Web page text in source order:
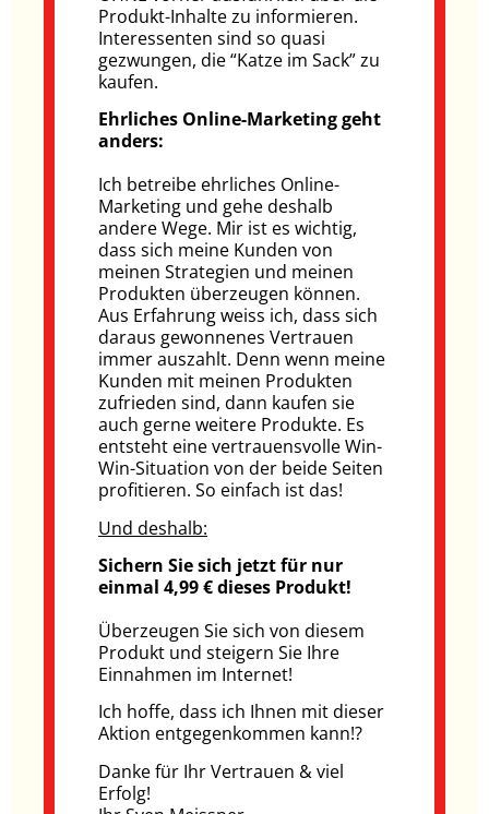
Produkt-Inhalte zu informieren.
Interessenten sind so quasi
gezwungen, die “Katze im Sack” zu
kaufen.
Ehrliches Online-Marketing geht
anders:
Ich betreibe ehrliches Online-
Marketing und gehe deshalb
andere Wege. Mir ist es wichtig,
dass sich meine Kunden von
meinen Strategien und meinen
Produkten überzeugen können.
Aus Erfahrung weiss ich, dass sich
daraus gewonnenes Vertrauen
immer auszahlt. Denn wenn meine
Kunden mit meinen Produkten
zufrieden sind, dann kaufen sie
auch gerne weitere Produkte. Es
entsteht eine vertrauensvolle Win-
Win-Situation von der beide Seiten
profitieren. So einfach ist das!
Und deshalb:
Sichern Sie sich jetzt für nur
einmal 4,99 € dieses Produkt!
Überzeugen Sie sich von diesem
Produkt und steigern Sie Ihre
Einnahmen im Internet!
Ich hoffe, dass ich Ihnen mit dieser
Aktion entgegenkommen kann!?
Danke für Ihr Vertrauen & viel
Erfolg!